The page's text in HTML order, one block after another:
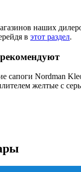
наших
в этот раздел.